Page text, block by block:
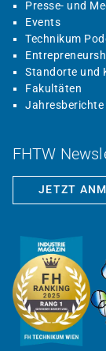
Presse- und
Events
Technikum
Standorte und
Fakultäten
Jahresberichte
FHTW
JETZT